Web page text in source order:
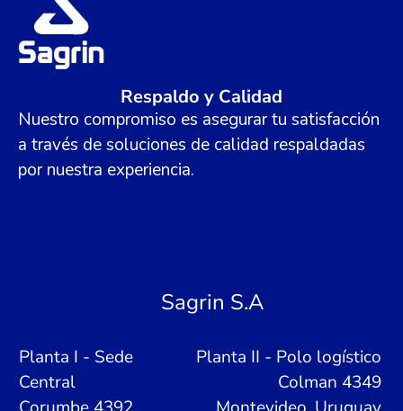
Respaldo y Calidad
Nuestro compromiso es asegurar tu satisfacción
a través de soluciones de calidad respaldadas
por nuestra experiencia.
Sagrin S.A
Planta I - Sede
Central
Planta II - Polo logístico
Colman 4349